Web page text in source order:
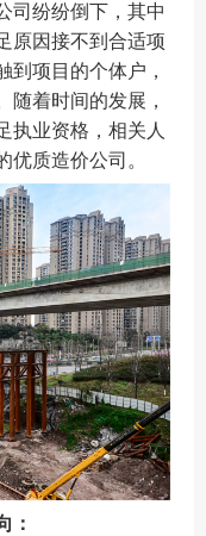
司纷纷倒下，其中
原因接不到合适项
到项目的个体户，
随着时间的发展，
执业资格，相关人
优质造价公司。
：